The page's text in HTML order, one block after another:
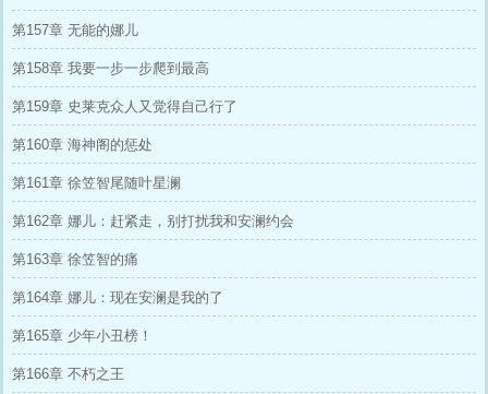
第157章 无能的娜儿
第158章 我要一步一步爬到最高
第159章 史莱克众人又觉得自己行了
第160章 海神阁的惩处
第161章 徐笠智尾随叶星澜
第162章 娜儿：赶紧走，别打扰我和安澜约会
第163章 徐笠智的痛
第164章 娜儿：现在安澜是我的了
第165章 少年小丑榜！
第166章 不朽之王